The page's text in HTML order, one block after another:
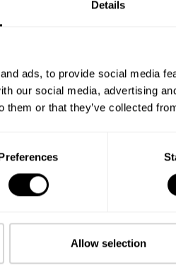
Details
ads, to provide social media
our social media, advertising
them or that they’ve collected
Allow selection
kombinuje jasné citrusové